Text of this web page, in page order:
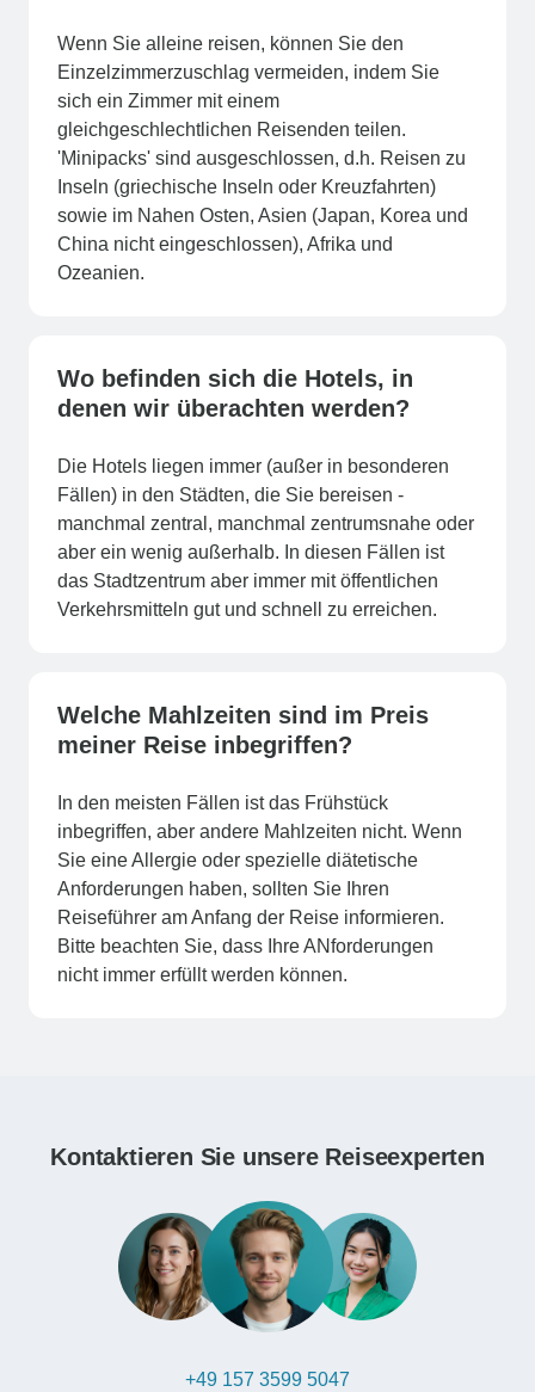
Wenn Sie alleine reisen, können Sie den
Einzelzimmerzuschlag vermeiden, indem Sie
sich ein Zimmer mit einem
gleichgeschlechtlichen Reisenden teilen.
'Minipacks' sind ausgeschlossen, d.h. Reisen zu
Inseln (griechische Inseln oder Kreuzfahrten)
sowie im Nahen Osten, Asien (Japan, Korea und
China nicht eingeschlossen), Afrika und
Ozeanien.
Wo befinden sich die Hotels, in
denen wir überachten werden?
Die Hotels liegen immer (außer in besonderen
Fällen) in den Städten, die Sie bereisen -
manchmal zentral, manchmal zentrumsnahe oder
aber ein wenig außerhalb. In diesen Fällen ist
das Stadtzentrum aber immer mit öffentlichen
Verkehrsmitteln gut und schnell zu erreichen.
Welche Mahlzeiten sind im Preis
meiner Reise inbegriffen?
In den meisten Fällen ist das Frühstück
inbegriffen, aber andere Mahlzeiten nicht. Wenn
Sie eine Allergie oder spezielle diätetische
Anforderungen haben, sollten Sie Ihren
Reiseführer am Anfang der Reise informieren.
Bitte beachten Sie, dass Ihre ANforderungen
nicht immer erfüllt werden können.
Kontaktieren Sie unsere Reiseexperten
+49 157 3599 5047